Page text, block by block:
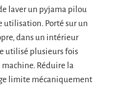
laver un pyjama pilou
utilisation. Porté sur un
dans un intérieur
utilisé plusieurs fois
Réduire la
limite mécaniquement